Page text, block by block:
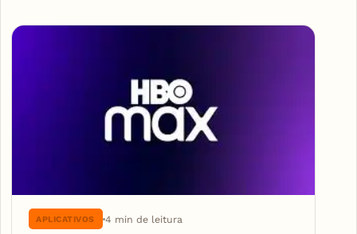
Articles
APLICATIVOS 4 min de leitura